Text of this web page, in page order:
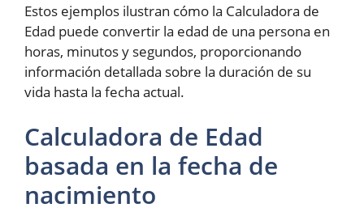
Estos ejemplos ilustran cómo la Calculadora de
Edad puede convertir la edad de una persona en
horas, minutos y segundos, proporcionando
información detallada sobre la duración de su
vida hasta la fecha actual.
Calculadora de Edad
basada en la fecha de
nacimiento